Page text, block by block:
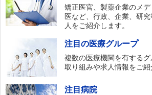
矯正医官、製薬企業のメ
医など、行政、企業、研
人をご紹介します。
注目の医療グループ
複数の医療機関を有する
取り組みや求人情報をご紹
注目病院